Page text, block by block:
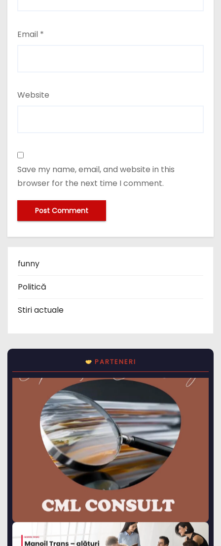
Email *
Website
Save my name, email, and website in this
browser for the next time I comment.
funny
Politică
Stiri actuale
PARTENERI